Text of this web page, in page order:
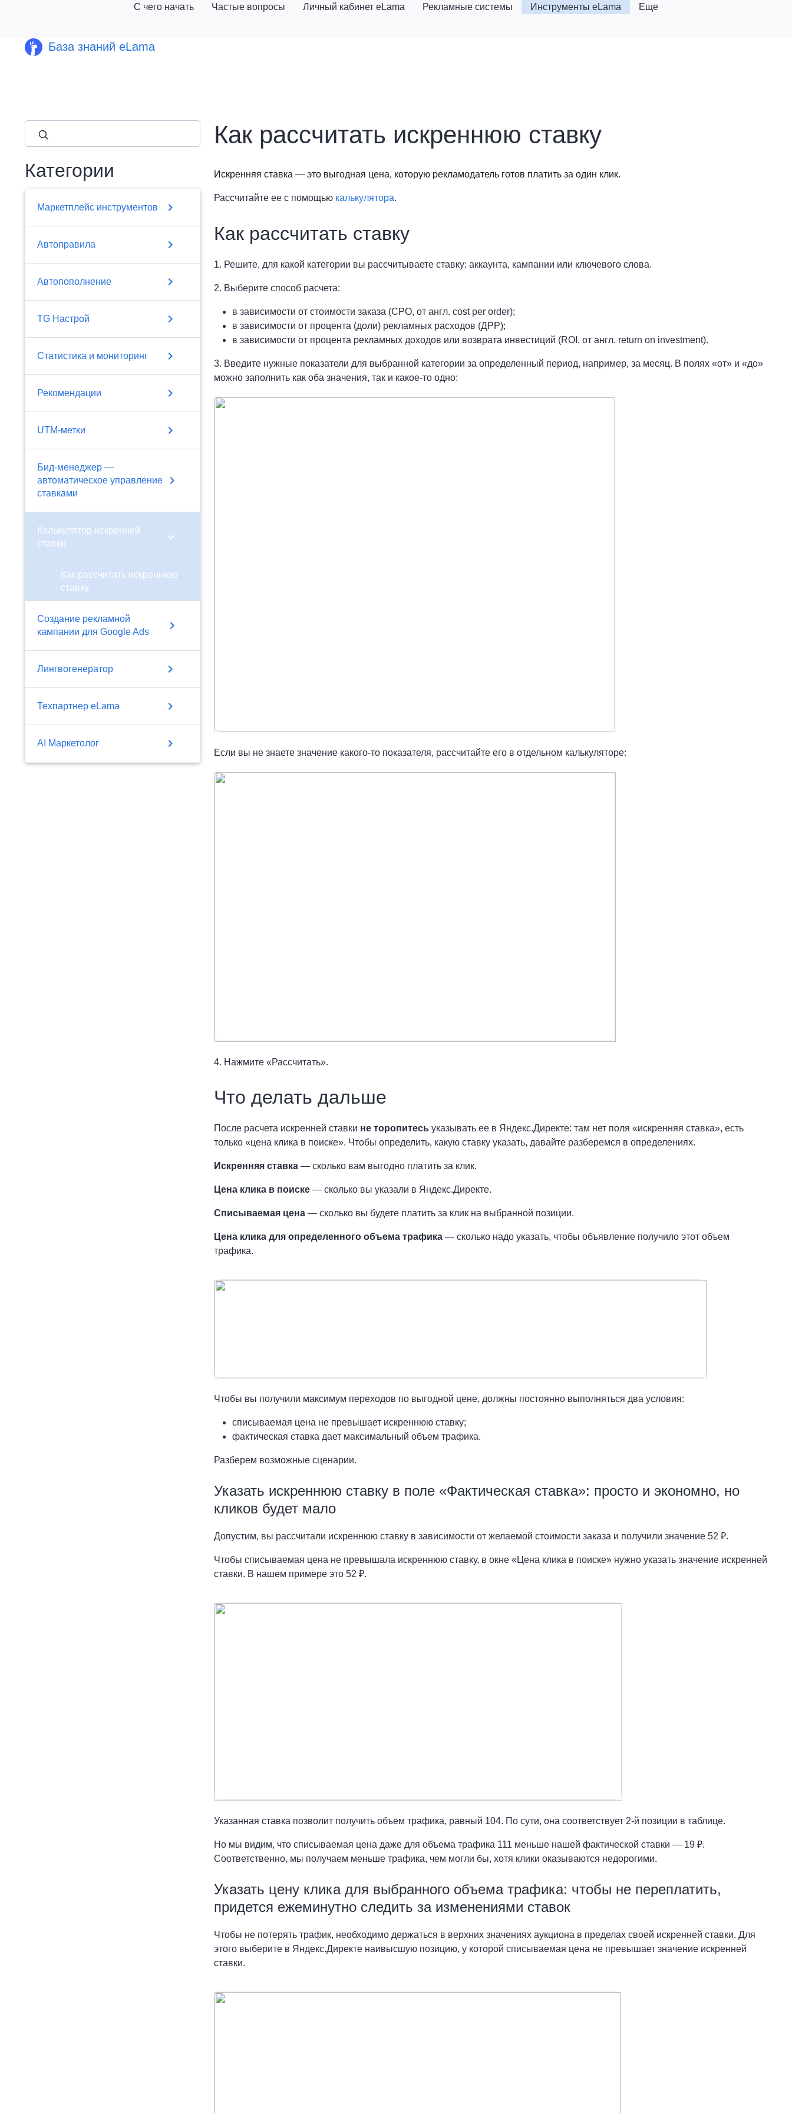
База знаний eLama
С чего начать Частые вопросы Личный кабинет eLama Рекламные системы Инструменты eLama Еще
Категории
Маркетплейс инструментов chevron_right
Автоправила chevron_right
Автопополнение chevron_right
TG Настрой chevron_right
Статистика и мониторинг chevron_right
Рекомендации chevron_right
UTM-метки chevron_right
Бид-менеджер —
автоматическое управление
ставками
chevron_right
Калькулятор искренней
ставки
chevron_right
Как рассчитать искреннюю
ставку
Создание рекламной
кампании для Google Ads
chevron_right
Лингвогенератор chevron_right
Техпартнер eLama chevron_right
AI Маркетолог chevron_right
Как рассчитать искреннюю ставку
Искренняя ставка — это выгодная цена, которую рекламодатель готов платить за один клик.
Рассчитайте ее с помощью калькулятора.
Как рассчитать ставку
1. Решите, для какой категории вы рассчитываете ставку: аккаунта, кампании или ключевого слова.
2. Выберите способ расчета:
в зависимости от стоимости заказа (CPO, от англ. cost per order);
в зависимости от процента (доли) рекламных расходов (ДРР);
в зависимости от процента рекламных доходов или возврата инвестиций (ROI, от англ. return on investment).
3. Введите нужные показатели для выбранной категории за определенный период, например, за месяц. В полях «от» и «до»
можно заполнить как оба значения, так и какое-то одно:
Если вы не знаете значение какого-то показателя, рассчитайте его в отдельном калькуляторе:
4. Нажмите «Рассчитать».
Что делать дальше
После расчета искренней ставки не торопитесьуказывать ее в Яндекс.Директе: там нет поля «искренняя ставка», есть
только «цена клика в поиске». Чтобы определить, какую ставку указать, давайте разберемся в определениях.
Искренняя ставка— сколько вам выгодно платить за клик.
Цена клика в поиске— сколько вы указали в Яндекс.Директе.
Списываемая цена— сколько вы будете платить за клик на выбранной позиции.
Цена клика для определенного объема трафика— сколько надо указать, чтобы объявление получило этот объем
трафика.
Чтобы вы получили максимум переходов по выгодной цене, должны постоянно выполняться два условия:
списываемая цена не превышает искреннюю ставку;
фактическая ставка дает максимальный объем трафика.
Разберем возможные сценарии.
Указать искреннюю ставку в поле «Фактическая ставка»: просто и экономно, но
кликов будет мало
Допустим, вы рассчитали искреннюю ставку в зависимости от желаемой стоимости заказа и получили значение 52 ₽.
Чтобы списываемая цена не превышала искреннюю ставку, в окне «Цена клика в поиске» нужно указать значение искренней
ставки. В нашем примере это 52 ₽.
Указанная ставка позволит получить объем трафика, равный 104. По сути, она соответствует 2-й позиции в таблице.
Но мы видим, что списываемая цена даже для объема трафика 111 меньше нашей фактической ставки — 19 ₽.
Соответственно, мы получаем меньше трафика, чем могли бы, хотя клики оказываются недорогими.
Указать цену клика для выбранного объема трафика: чтобы не переплатить,
придется ежеминутно следить за изменениями ставок
Чтобы не потерять трафик, необходимо держаться в верхних значениях аукциона в пределах своей искренней ставки. Для
этого выберите в Яндекс.Директе наивысшую позицию, у которой списываемая цена не превышает значение искренней
ставки.